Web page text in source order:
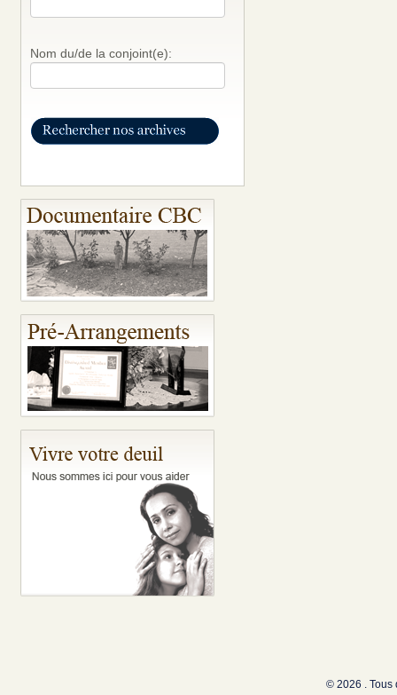
Nom du/de la conjoint(e):
© 2026 . Tous